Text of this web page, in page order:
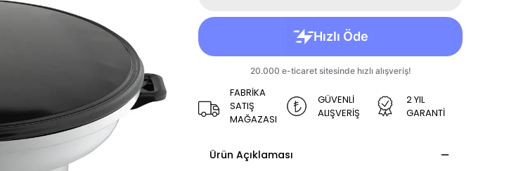
FABRİKA
SATIŞ
MAĞAZASI
GÜVENLİ
ALIŞVERİŞ
2 YIL
GARANTİ
Ürün Açıklaması